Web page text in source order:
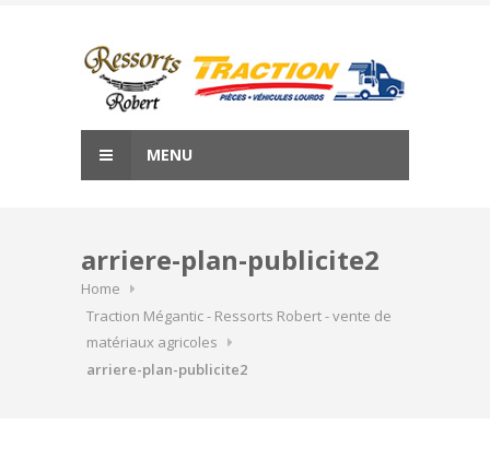
MENU
arriere-plan-publicite2
Home
Traction Mégantic - Ressorts Robert - vente de
matériaux agricoles
arriere-plan-publicite2